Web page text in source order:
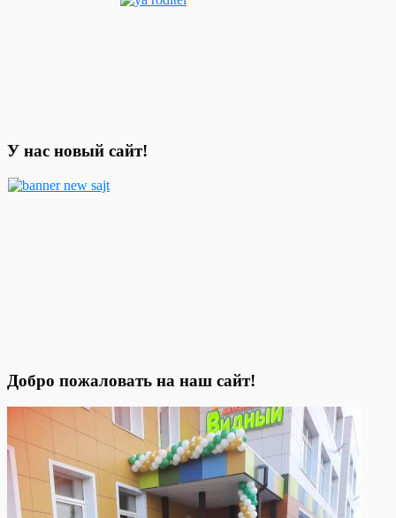
У нас новый сайт!
Добро пожаловать на наш сайт!